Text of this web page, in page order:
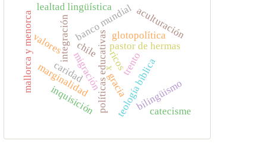
x
políticas educativaspastor de hermas
marginalidad
integración ricosteología bíblica
banco mundial
migración
aculturación
bilingüismo
gracia
inquisición
caridad
chile
glotopolítica
valores
mallorca y menorca
lealtad lingüística
catecisme
trento